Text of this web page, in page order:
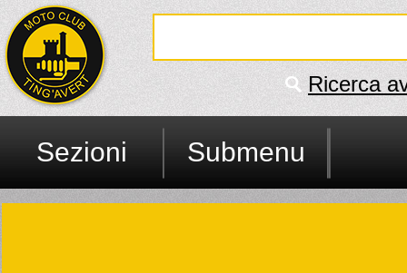
Ricerca
Sezioni Submenu